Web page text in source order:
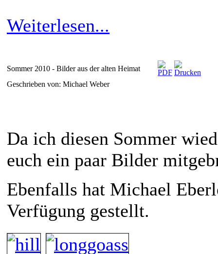
Weiterlesen...
Sommer 2010 - Bilder aus der alten Heimat
Geschrieben von: Michael Weber
Da ich diesen Sommer
euch ein paar Bilder
Ebenfalls hat Michael
Verfügung gestellt.